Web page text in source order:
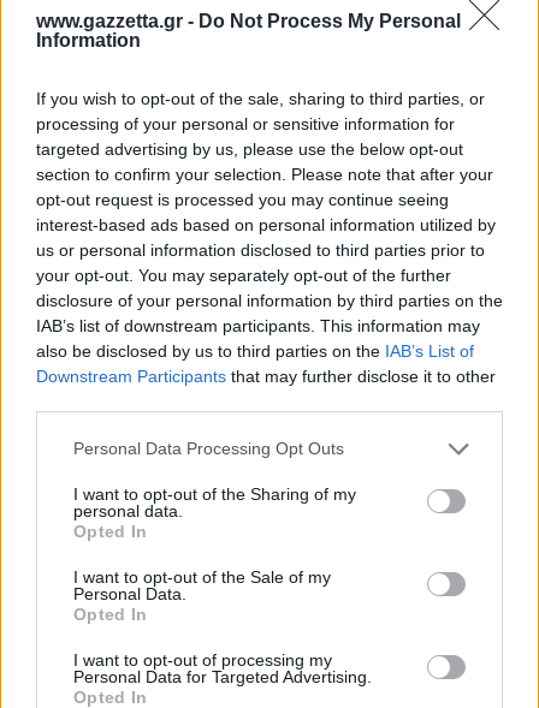
www.gazzetta.gr - Do Not Process My Personal
Information
If you wish to opt-out of the sale, sharing to third parties, or
processing of your personal or sensitive information for
targeted advertising by us, please use the below opt-out
section to confirm your selection. Please note that after your
opt-out request is processed you may continue seeing
interest-based ads based on personal information utilized by
us or personal information disclosed to third parties prior to
your opt-out. You may separately opt-out of the further
disclosure of your personal information by third parties on the
IAB’s list of downstream participants. This information may
also be disclosed by us to third parties on the IAB’s List of
Downstream Participants that may further disclose it to other
Please note that this website/app uses one or more Google
not limited to your visit or usage behaviour. You may click to
grant or deny consent to Google and its third-party tags to
use your data for below specified purposes in below Google
consent section.
Personal Data Processing Opt Outs
I want to opt-out of the Sharing of my
personal data.
Opted In
I want to opt-out of the Sale of my
Personal Data.
Opted In
I want to opt-out of processing my
Personal Data for Targeted Advertising.
Opted In
Αθήνα: «Κλείνει» ο λόφος Φινόπουλου από τα μεσάνυχτα
λόγω πολύ υψηλού κινδύνου πυρκαγιάς
Θλίψη στην Πάρο: 4χρονο παιδί πνίγηκε σε πισίνα beach
bar
Θεσσαλονίκη: Βίντεο ντοκουμέντο από την καταδίωξη
στο ύψος του ΑΧΕΠΑ
Tags:
ΔΟΛΟΦΟΝΙΑ
ΜΠΑΜΠΗΣ ΑΝΑΓΝΩΣΤΟΠΟΥΛΟΣ
Για να προσθέσεις το σχόλιο
στο my gazzetta!
Εγγραφή Σύνδεση